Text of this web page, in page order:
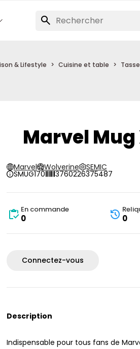
& Lifestyle Cuisine et table
Marvel
Marvel Wolverine SEMIC
SMUG170 3760226375487
En commande
0 0
Connectez-vous
Description
Indispensable pour tous fans de